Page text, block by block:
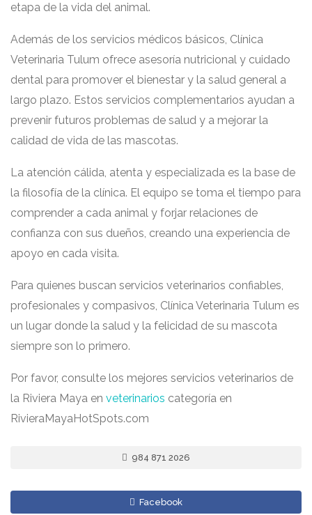
etapa de la vida del animal.
Además de los servicios médicos básicos, Clínica
Veterinaria Tulum ofrece asesoría nutricional y cuidado
dental para promover el bienestar y la salud general a
largo plazo. Estos servicios complementarios ayudan a
prevenir futuros problemas de salud y a mejorar la
calidad de vida de las mascotas.
La atención cálida, atenta y especializada es la base de
la filosofía de la clínica. El equipo se toma el tiempo para
comprender a cada animal y forjar relaciones de
confianza con sus dueños, creando una experiencia de
apoyo en cada visita.
Para quienes buscan servicios veterinarios confiables,
profesionales y compasivos, Clínica Veterinaria Tulum es
un lugar donde la salud y la felicidad de su mascota
siempre son lo primero.
Por favor, consulte los mejores servicios veterinarios de
la Riviera Maya en veterinarios categoría en
RivieraMayaHotSpots.com
984 871 2026
Facebook